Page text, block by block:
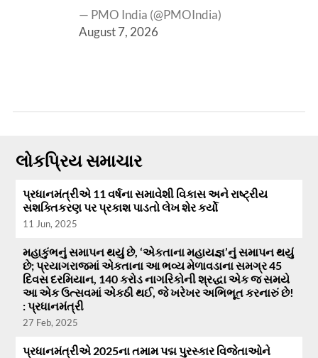
— PMO India (@PMOIndia)
August 7, 2026
લોકપ્રિય સમાચાર
પ્રધાનમંત્રીએ 11 વર્ષના સમાવેશી વિકાસ અને રાષ્ટ્રીય
સશક્તિકરણ પર પ્રકાશ પાડતો લેખ શેર કર્યો
11 Jun, 2025
મહાકુંભનું સમાપન થયું છે, ‘એકતાના મહાયજ્ઞ’નું સમાપન થયું
છે; પ્રયાગરાજમાં એકતાના આ ભવ્ય મેળાવડાના સમગ્ર 45
દિવસ દરમિયાન, 140 કરોડ નાગરિકોની શ્રદ્ધા એક જ સમયે
આ એક ઉત્સવમાં એકઠી થઈ, જે ખરેખર અભિભૂત કરનારું છે!
: પ્રધાનમંત્રી
27 Feb, 2025
પ્રધાનમંત્રીએ 2025ના તમામ પદ્મ પુરસ્કાર વિજેતાઓને